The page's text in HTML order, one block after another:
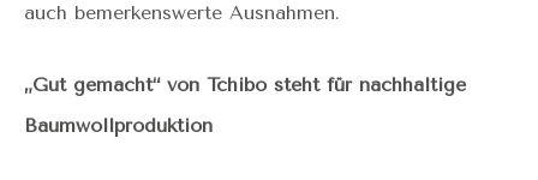
auch bemerkenswerte Ausnahmen.
„Gut gemacht“ von Tchibo steht für nachhaltige
Baumwollproduktion